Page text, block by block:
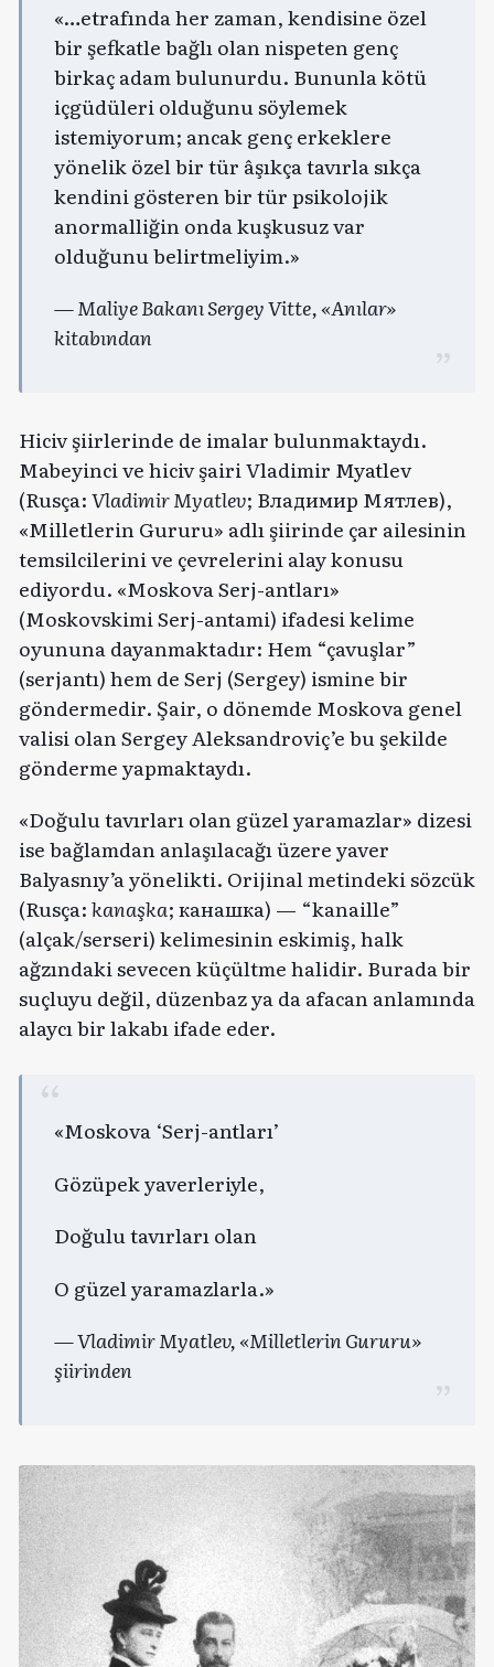
«…etrafında her zaman, kendisine özel
bir şefkatle bağlı olan nispeten genç
birkaç adam bulunurdu. Bununla kötü
içgüdüleri olduğunu söylemek
istemiyorum; ancak genç erkeklere
yönelik özel bir tür âşıkça tavırla sıkça
kendini gösteren bir tür psikolojik
anormalliğin onda kuşkusuz var
olduğunu belirtmeliyim.»
— Maliye Bakanı Sergey Vitte, «Anılar»
kitabından
Hiciv şiirlerinde de imalar bulunmaktaydı.
Mabeyinci ve hiciv şairi Vladimir Myatlev
(Rusça:Vladimir Myatlev; Владимир Мятлев),
«Milletlerin Gururu» adlı şiirinde çar ailesinin
temsilcilerini ve çevrelerini alay konusu
ediyordu. «Moskova Serj-antları»
(Moskovskimi Serj-antami) ifadesi kelime
oyununa dayanmaktadır: Hem “çavuşlar”
(serjantı) hem de Serj (Sergey) ismine bir
göndermedir. Şair, o dönemde Moskova genel
valisi olan Sergey Aleksandroviç’e bu şekilde
gönderme yapmaktaydı.
«Doğulu tavırları olan güzel yaramazlar» dizesi
ise bağlamdan anlaşılacağı üzere yaver
Balyasnıy’a yönelikti. Orijinal metindeki sözcük
(Rusça:kanaşka; канашка) — “kanaille”
(alçak/serseri) kelimesinin eskimiş, halk
ağzındaki sevecen küçültme halidir. Burada bir
suçluyu değil, düzenbaz ya da afacan anlamında
alaycı bir lakabı ifade eder.
«Moskova ‘Serj-antları’
Gözüpek yaverleriyle,
Doğulu tavırları olan
O güzel yaramazlarla.»
— Vladimir Myatlev, «Milletlerin Gururu»
şiirinden